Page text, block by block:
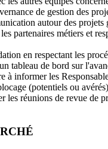
de gestion des
autour des projets
partenaires métiers et
en respectant les
tableau de bord sur
à informer les
(potentiels ou
les réunions de revue de